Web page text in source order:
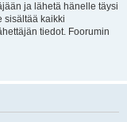
ja lähetä hänelle täysi
sisältää kaikki
tiedot. Foorumin